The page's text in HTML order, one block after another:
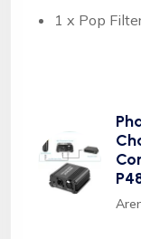
1 x Pop